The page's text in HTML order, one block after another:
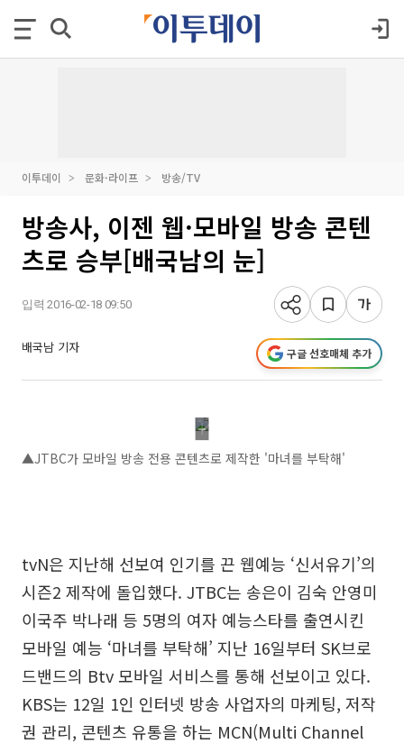
이투데이 문화·라이프 방송/TV
방송사, 이젠 웹·모바일 방송 콘텐
츠로 승부[배국남의 눈]
입력 2016-02-18 09:50
배국남 기자 구글 선호매체 추가
▲JTBC가 모바일 방송 전용 콘텐츠로 제작한 '마녀를 부탁해'
tvN은 지난해 선보여 인기를 끈 웹예능 ‘신서유기’의
시즌2 제작에 돌입했다. JTBC는 송은이 김숙 안영미
이국주 박나래 등 5명의 여자 예능스타를 출연시킨
모바일 예능 ‘마녀를 부탁해’ 지난 16일부터 SK브로
드밴드의 Btv 모바일 서비스를 통해 선보이고 있다.
KBS는 12일 1인 인터넷 방송 사업자의 마케팅, 저작
권 관리, 콘텐츠 유통을 하는 MCN(Multi Channel